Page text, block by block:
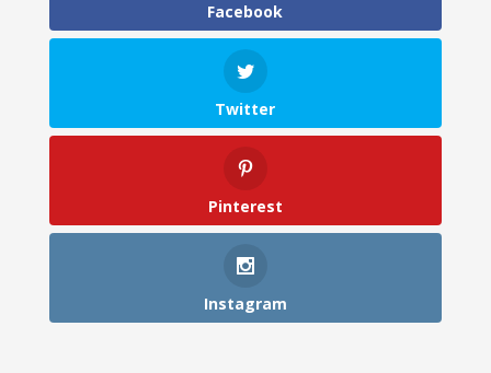
Facebook
Twitter
Pinterest
Instagram